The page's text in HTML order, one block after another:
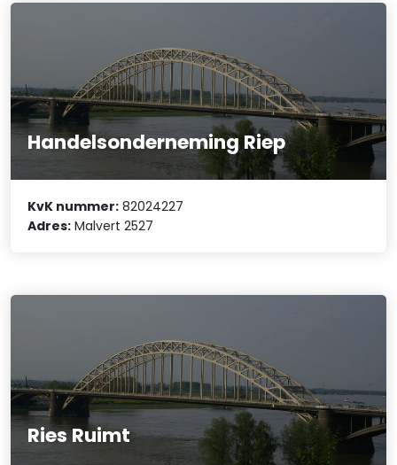
Handelsonderneming Riep
KvK nummer: 82024227
Adres: Malvert 2527
Ries Ruimt